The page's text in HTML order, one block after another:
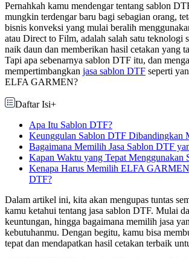
Pernahkah kamu mendengar tentang sablon
mungkin terdengar baru bagi sebagian orang,
bisnis konveksi yang mulai beralih
atau Direct to Film, adalah salah satu teknologi
naik daun dan memberikan hasil cetakan yang
Tapi apa sebenarnya sablon DTF itu, dan
mempertimbangkan jasa sablon DTF seperti
ELFA GARMEN?
Daftar Isi+
Apa Itu Sablon DTF?
Keunggulan Sablon DTF Dibandingkan
Bagaimana Memilih Jasa Sablon DTF
Kapan Waktu yang Tepat Menggunakan
Kenapa Harus Memilih ELFA
DTF?
Dalam artikel ini, kita akan mengupas tuntas
kamu ketahui tentang jasa sablon DTF. Mulai
keuntungan, hingga bagaimana memilih jasa
kebutuhanmu. Dengan begitu, kamu bisa
tepat dan mendapatkan hasil cetakan terbaik